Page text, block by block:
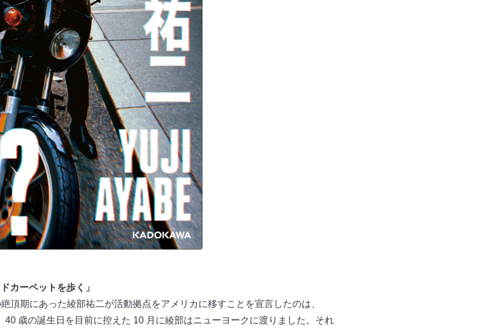
カーペットを歩く」
頂期にあった綾部祐二が活動拠点をアメリカに移すことを宣言したのは、
40 歳の誕生日を目前に控えた 10 月に綾部はニューヨークに渡りました。それ